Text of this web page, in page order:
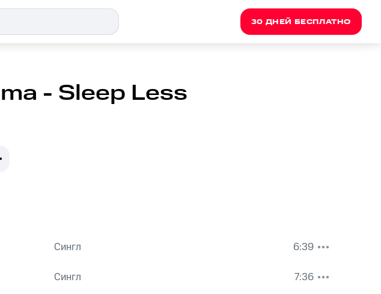
30 ДНЕЙ БЕСПЛАТНО
- Sleep Less
Сингл
6:39
Сингл
7:36